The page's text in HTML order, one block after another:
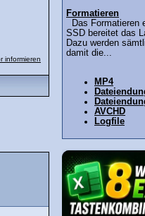
informieren
Formatieren
Das Formatieren
SSD bereitet das
Dazu werden
damit die...
MP4
AVCHD
Logfile